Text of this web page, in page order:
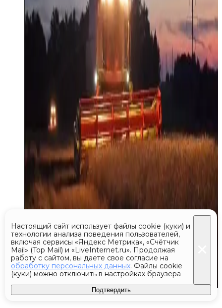
Сегодня 13:30
Настоящий сайт использует файлы cookie (куки) и
технологии анализа поведения пользователей,
включая сервисы «Яндекс Метрика», «Счётчик
Mail» (Top Mail) и «LiveInternet.ru». Продолжая
работу с сайтом, вы даете свое согласие на
обработку персональных данных. Файлы cookie
(куки) можно отключить в настройках браузера
Подтвердить